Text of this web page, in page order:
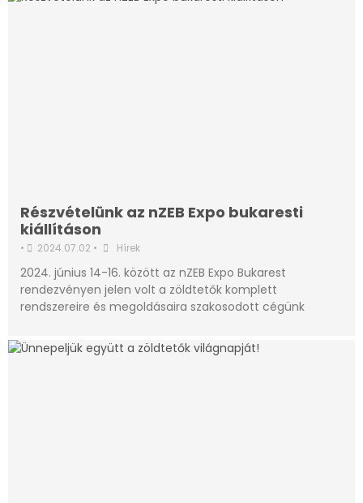
Részvételünk az nZEB Expo bukaresti
kiállításon
• 2024.07.02 • Hírek
2024. június 14-16. között az nZEB Expo Bukarest
rendezvényen jelen volt a zöldtetők komplett
rendszereire és megoldásaira szakosodott cégünk